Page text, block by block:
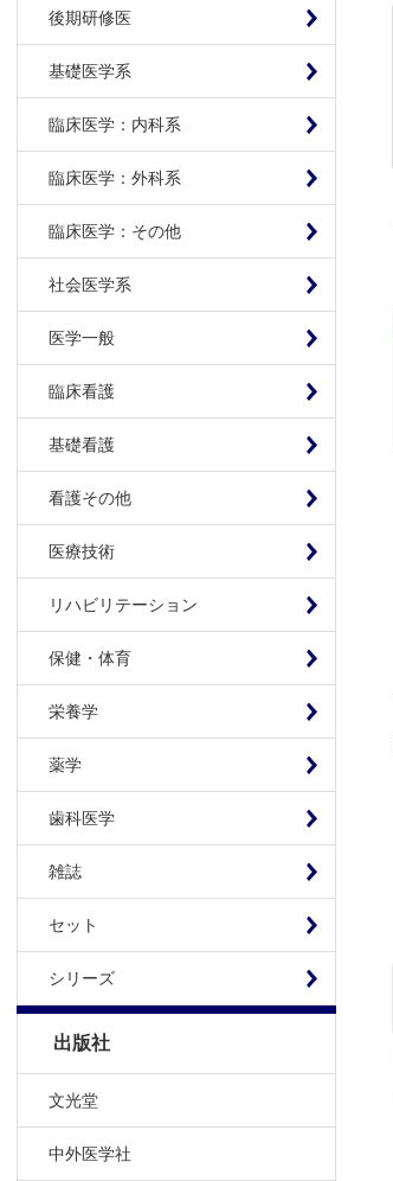
後期研修医
基礎医学系
臨床医学：内科系
臨床医学：外科系
臨床医学：その他
社会医学系
医学一般
臨床看護
基礎看護
看護その他
医療技術
リハビリテーション
保健・体育
栄養学
薬学
歯科医学
雑誌
セット
シリーズ
出版社
文光堂
中外医学社